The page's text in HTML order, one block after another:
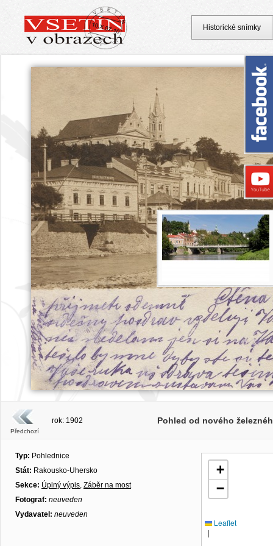
Předchozí
rok: 1902 Pohled od nového
Typ: Pohlednice
Stát: Rakousko-Uhersko
Sekce: Úplný výpis, Záběr na most
Fotograf: neuveden
Vydavatel: neuveden
+
−
Leaflet
|
Historické snímky